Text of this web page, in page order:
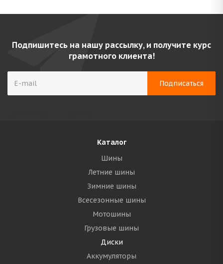
Подпишитесь на нашу рассылку, и получите курс
грамотного клиента!
Каталог
Шины
Летние шины
Зимние шины
Всесезонные шины
Мотошины
Грузовые шины
Диски
Аккумуляторы